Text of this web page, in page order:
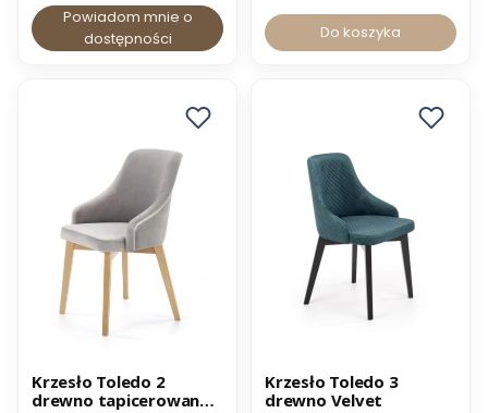
Powiadom mnie o
dostępności
Do koszyka
Nowość
Promocja
Wysyłka 24h
Krzesło Toledo 2
drewno tapicerowane
Promocja
-8% z kodem MEBEL
Krzesło Toledo 3
drewno Velvet